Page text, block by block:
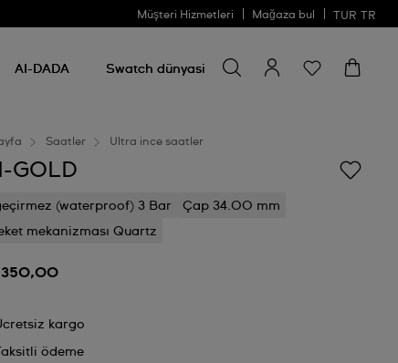
Müşteri Hizmetleri Mağaza bul TUR TR
AI-DADA Swatch dünyasi
şey
ara
Bir şey ara
Saatler Ultra ince saatler
GOLD
(waterproof) 3 Bar
Çap 34.00 mm
mekanizması Quartz
kargo
Taksitli ödeme